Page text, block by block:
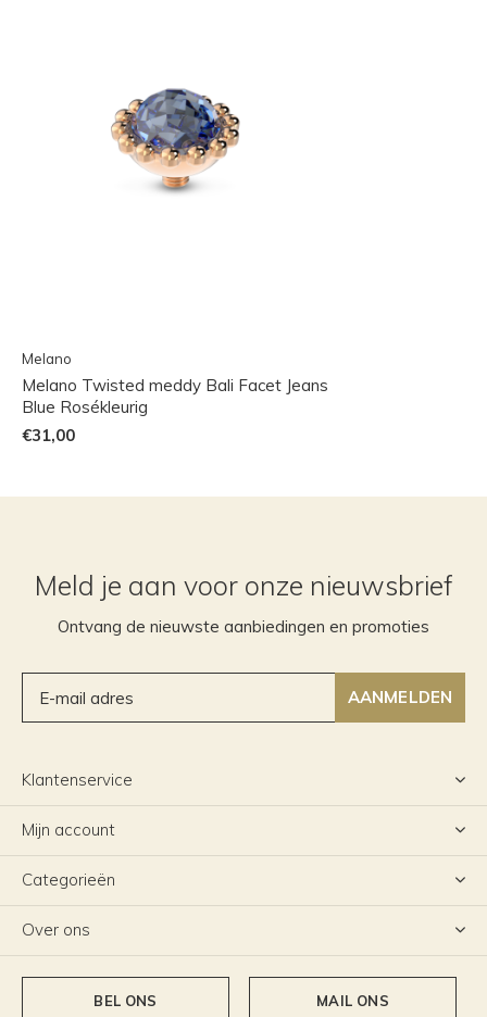
Melano
Melano Twisted meddy Bali Facet Jeans
Blue Rosékleurig
€31,00
Meld je aan voor onze nieuwsbrief
Ontvang de nieuwste aanbiedingen en promoties
AANMELDEN
Klantenservice
Mijn account
Categorieën
Over ons
BEL ONS MAIL ONS